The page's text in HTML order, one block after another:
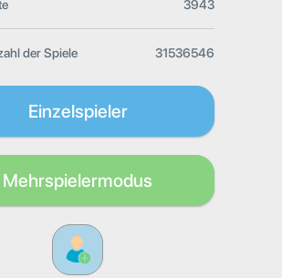
3943
der Spiele 31536546
Einzelspieler
Mehrspielermodus